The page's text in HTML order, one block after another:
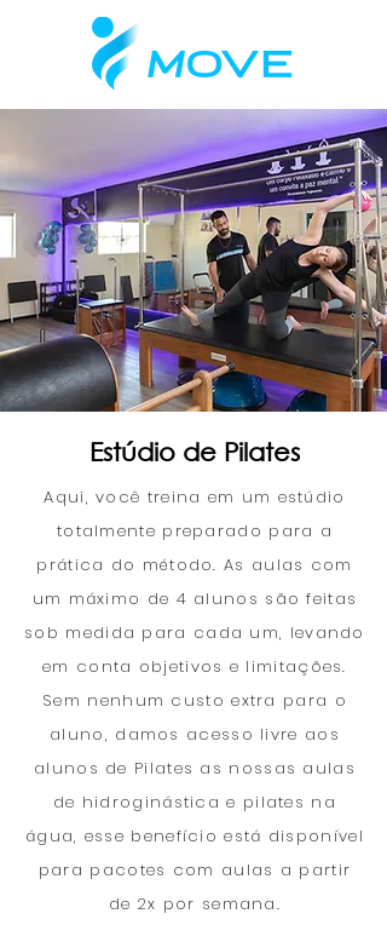
Estúdio de Pilates
Aqui, você treina em um estúdio
totalmente preparado para a
prática do método. As aulas com
um máximo de 4 alunos são feitas
sob medida para cada um, levando
em conta objetivos e limitações.
Sem nenhum custo extra para o
aluno, damos acesso livre aos
alunos de Pilates as nossas aulas
de hidroginástica e pilates na
água, esse benefício está disponível
para pacotes com aulas a partir
de 2x por semana.